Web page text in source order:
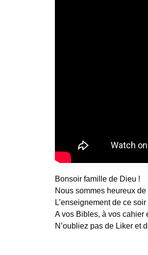
Bonsoir famille de Dieu !
Nous sommes heureux
L’enseignement de ce
A vos Bibles, à vos cahier
N’oubliez pas de Liker et